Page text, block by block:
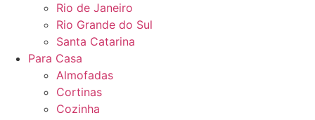
Rio de Janeiro
Rio Grande do Sul
Santa Catarina
Para Casa
Almofadas
Cortinas
Cozinha